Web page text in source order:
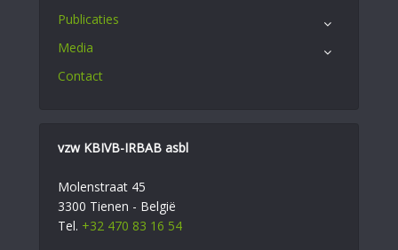
Publicaties
Media
Contact
vzw KBIVB-IRBAB asbl
Molenstraat 45
3300 Tienen - België
Tel. +32 470 83 16 54